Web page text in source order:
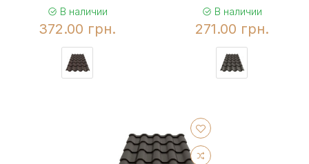
В наличии
372.00 грн.
В наличии
271.00 грн.